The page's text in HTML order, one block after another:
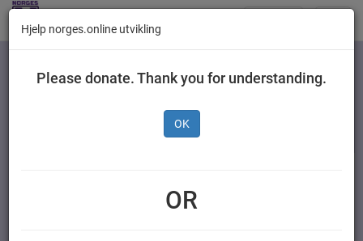
Kategorier
200 g
Hjelp norges.online utvikling
Please donate. Thank you for understanding.
OK
OR